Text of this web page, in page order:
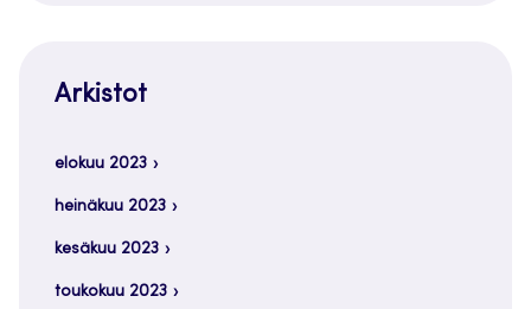
Arkistot
elokuu 2023
heinäkuu 2023
kesäkuu 2023
toukokuu 2023